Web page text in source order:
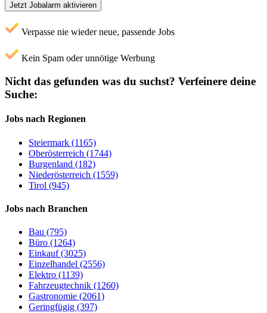
Jetzt Jobalarm aktivieren
Verpasse nie wieder neue, passende Jobs
Kein Spam oder unnötige Werbung
Nicht das gefunden was du suchst? Verfeinere deine
Suche:
Jobs nach Regionen
Steiermark (1165)
Oberösterreich (1744)
Burgenland (182)
Niederösterreich (1559)
Tirol (945)
Jobs nach Branchen
Bau (795)
Büro (1264)
Einkauf (3025)
Einzelhandel (2556)
Elektro (1139)
Fahrzeugtechnik (1260)
Gastronomie (2061)
Geringfügig (397)